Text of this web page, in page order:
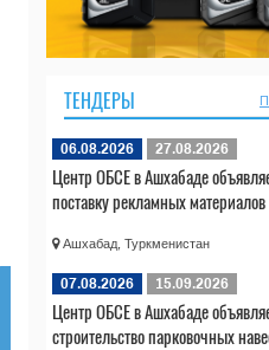
ТЕНДЕРЫ
06.08.2026 27.08.2026
Центр ОБСЕ в Ашхабаде
поставку рекламных материалов
Ашхабад, Туркменистан
07.08.2026 15.09.2026
Центр ОБСЕ в Ашхабаде
строительство парковочных